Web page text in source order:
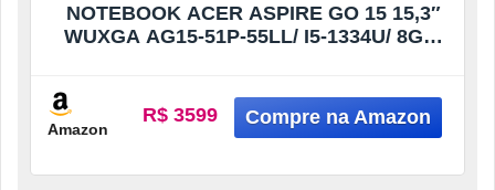
NOTEBOOK ACER ASPIRE GO 15 15,3″
WUXGA AG15-51P-55LL/ I5-1334U/ 8GB/
Amazon
R$ 3599